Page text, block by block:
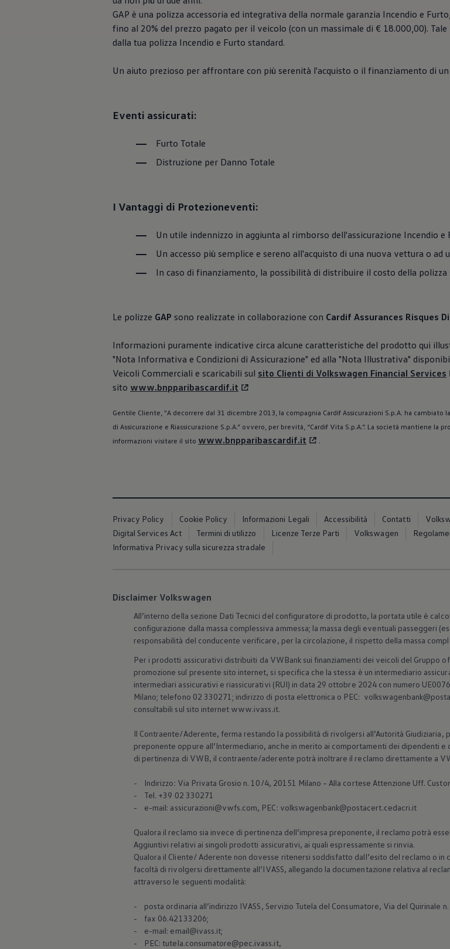
Servizi Finanziari
Progetto Valore Volkswagen
Più Credito
Leasing Finanziario
Polizza Protezione Credito
Assicurazione GAP Protezioneventi
Sistemi di Identificazione Veicolo
Safe inMotion e Capital Safe +
Allestimenti chiavi in mano
Soluzioni di ricarica e autonomia
Simulatore dell’autonomia
Ricarica in movimento
Accessori per la ricarica
VW Connect per ID. Buzz
VW Connect per Amarok
Sistemi di assistenza alla guida
Aggiornamenti software
Aggiornamenti software per ID. Buzz
Car-Net e App-connect
Manutenzione e Servizi
Piani di Manutenzione
Ricambi, Oli Motore e Fluidi
Servizio Mobilità
Informazioni utili
GAP è una polizza accessoria ed integrativa della normale garanzia Incendio e
fino al 20% del prezzo pagato per il veicolo (con un massimale di € 18.000,00).
dalla tua polizza Incendio e Furto standard.
Un aiuto prezioso per affrontare con più serenità l'acquisto o il finanziamento di
Eventi assicurati:
Furto Totale
Distruzione per Danno Totale
I Vantaggi di Protezioneventi:
Un utile indennizzo in aggiunta al rimborso dell'assicurazione Incendio e
Un accesso più semplice e sereno all'acquisto di una nuova vettura o ad
In caso di finanziamento, la possibilità di distribuire il costo della
Le polizze GAP sono realizzate in collaborazione con Cardif Assurances Risques
Informazioni puramente indicative circa alcune caratteristiche del prodotto qui
"Nota Informativa e Condizioni di Assicurazione" ed alla "Nota Illustrativa"
Veicoli Commerciali e scaricabili sul sito Clienti di Volkswagen Financial Services
sito www.bnpparibascardif.it
Gentile Cliente, "A decorrere dal 31 dicembre 2013, la compagnia Cardif Assicurazioni S.p.A. ha cambiato
di Assicurazione e Riassicurazione S.p.A.” ovvero, per brevità, “Cardif Vita S.p.A.”. La società mantiene la
informazioni visitare il sito www.bnpparibascardif.it .
Privacy Policy Cookie Policy Informazioni Legali Accessibilità Contatti
Digital Services Act
Termini di utilizzo Licenze Terze Parti Volkswagen
Informativa Privacy sulla sicurezza stradale
Disclaimer Volkswagen
All’interno della sezione Dati Tecnici del configuratore di prodotto, la portata utile è
configurazione dalla massa complessiva ammessa; la massa degli eventuali passeggeri
responsabilità del conducente verificare, per la circolazione, il rispetto della massa
Per i prodotti assicurativi distribuiti da VWBank sui finanziamenti dei veicoli del Gruppo
promozione sul presente sito internet, si specifica che la stessa è un intermediario
intermediari assicurativi e riassicurativi (RUI) in data 29 ottobre 2024 con numero
Milano; telefono 02 330271; indirizzo di posta elettronica o PEC:
consultabili sul sito internet www.ivass.it.
Il Contraente/Aderente, ferma restando la possibilità di rivolgersi all’Autorità Giudiziaria,
preponente oppure all’Intermediario, anche in merito ai comportamenti dei dipendenti
di pertinenza di VWB, il contraente/aderente potrà inoltrare il reclamo direttamente a
- Indirizzo: Via Privata Grosio n. 10/4, 20151 Milano – Alla cortese Attenzione Uff.
- Tel. +39 02 330271
- e-mail: assicurazioni@vwfs.com, PEC: volkswagenbank@postacert.cedacri.it
Qualora il reclamo sia invece di pertinenza dell’impresa preponente, il reclamo potrà
Aggiuntivi relativi ai singoli prodotti assicurativi, ai quali espressamente si rinvia.
Qualora il Cliente/ Aderente non dovesse ritenersi soddisfatto dall’esito del reclamo o in
facoltà di rivolgersi direttamente all’IVASS, allegando la documentazione relativa al
attraverso le seguenti modalità:
- posta ordinaria all’indirizzo IVASS, Servizio Tutela del Consumatore, Via del Quirinale
- fax 06.42133206;
- e-mail: email@ivass.it;
- PEC: tutela.consumatore@pec.ivass.it,